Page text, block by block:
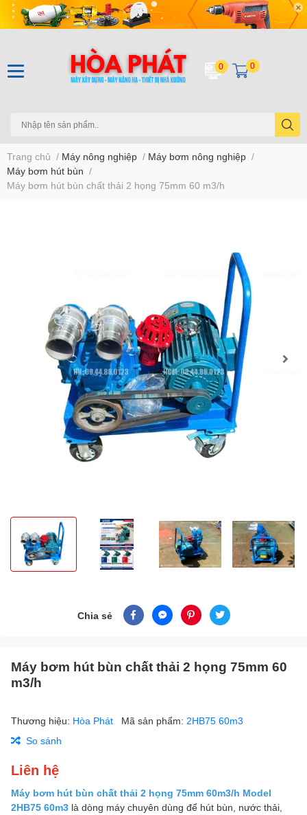
0 0
Trang chủ / Máy nông nghiệp / Máy bơm nông nghiệp /
Máy bơm hút bùn /
Máy bơm hút bùn chất thải 2 họng 75mm 60 m3/h
Chia sẻ
Máy bơm hút bùn chất thải 2 họng 75mm 60
m3/h
Thương hiệu: Hòa Phát Mã sản phẩm: 2HB75 60m3
So sánh
Liên hệ
Máy bơm hút bùn chất thải 2 họng 75mm 60m3/h Model
2HB75 60m3 là dòng máy chuyên dùng để hút bùn, nước thải,